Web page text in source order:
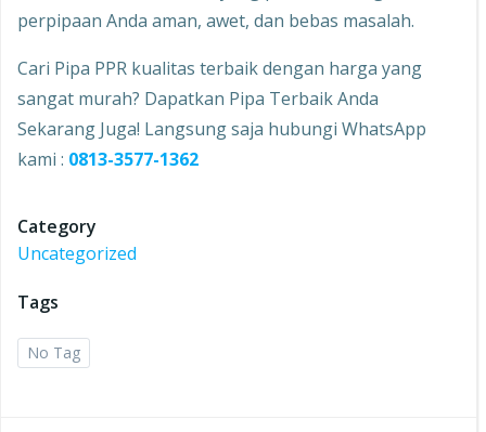
perpipaan Anda aman, awet, dan bebas masalah.
Cari Pipa PPR kualitas terbaik dengan harga yang
sangat murah? Dapatkan Pipa Terbaik Anda
Sekarang Juga! Langsung saja hubungi WhatsApp
kami : 0813-3577-1362
Category
Uncategorized
Tags
No Tag